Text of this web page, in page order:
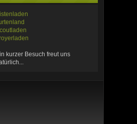
kurzer Besuch freut uns